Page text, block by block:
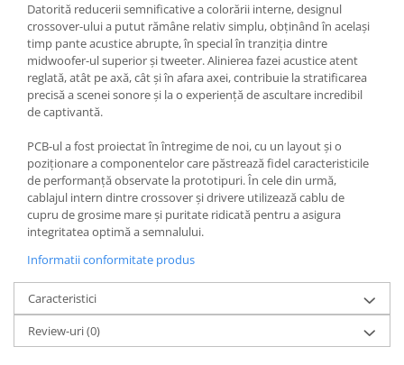
Datorită reducerii semnificative a colorării interne, designul
crossover-ului a putut rămâne relativ simplu, obținând în același
timp pante acustice abrupte, în special în tranziția dintre
midwoofer-ul superior și tweeter. Alinierea fazei acustice atent
reglată, atât pe axă, cât și în afara axei, contribuie la stratificarea
precisă a scenei sonore și la o experiență de ascultare incredibil
de captivantă.
PCB-ul a fost proiectat în întregime de noi, cu un layout și o
poziționare a componentelor care păstrează fidel caracteristicile
de performanță observate la prototipuri. În cele din urmă,
cablajul intern dintre crossover și drivere utilizează cablu de
cupru de grosime mare și puritate ridicată pentru a asigura
integritatea optimă a semnalului.
Informatii conformitate produs
Caracteristici
Review-uri(0)